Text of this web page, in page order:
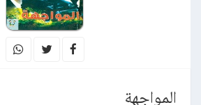
المواجهة